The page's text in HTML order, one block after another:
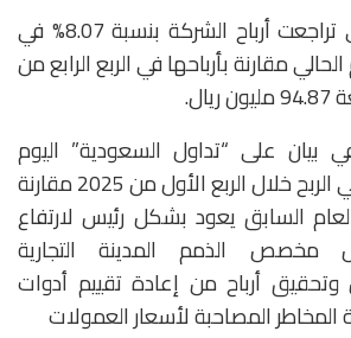
وعلى أساس فصلي تراجعت أرباح الشركة بنسبة 8.07% في
مقارنة بأرباحها في الربع الرابع من
بيان على “تداول السعودية” اليوم
الأحد، أن ارتفاع صافي الربح خلال الربع الأول من 2025 مقارنة
السابق يعود بشكل رئيس لارتفاع
مخصص الذمم المدينة التجارية
أرباح من إعادة تقييم أدوات
المصاحبة لأسعار العمولات